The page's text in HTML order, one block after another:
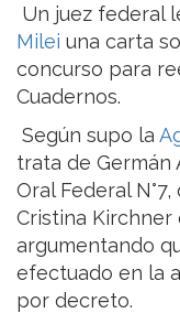
Un juez federal
Milei una carta
concurso para
Cuadernos.
Según supo la
trata de Germán
Oral Federal
Cristina Kirchner
argumentando
efectuado en la
por decreto.